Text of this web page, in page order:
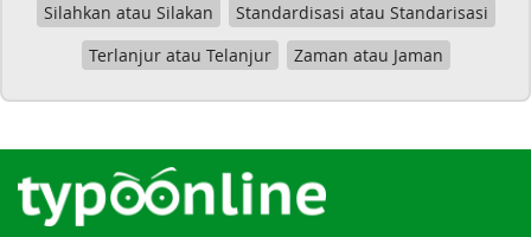
Silahkan atau Silakan
Standardisasi atau Standarisasi
Terlanjur atau Telanjur
Zaman atau Jaman